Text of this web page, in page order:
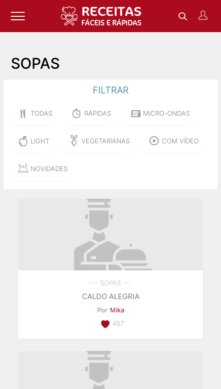
SOPAS
FILTRAR
TODAS RÁPIDAS MICRO-ONDAS
LIGHT VEGETARIANAS COM VÍDEO
NOVIDADES
SOPAS
CALDO ALEGRIA
Por Mika
457